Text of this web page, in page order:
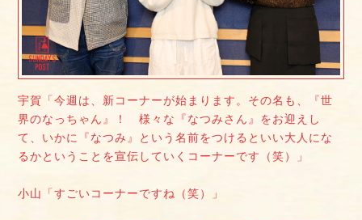
宇賀「今週は、新コーナーが始まります。その名も、『世
界のなっちゃん』！ 様々な『なつみさん』をお迎えし
て、いかに『なつみ』という名前をつけるといい大人にな
るかということを宣伝していくコーナーです（笑）」
小山「すごいコーナーですね（笑）」